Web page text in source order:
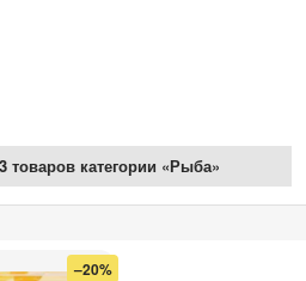
товаров категории «Рыба»
–20%